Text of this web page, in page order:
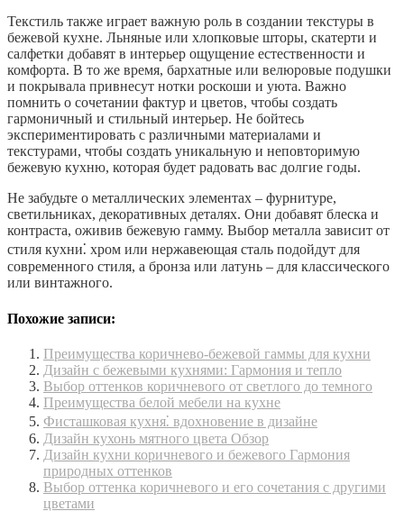
Текстиль также играет важную роль в создании текстуры в
бежевой кухне. Льняные или хлопковые шторы, скатерти и
салфетки добавят в интерьер ощущение естественности и
комфорта. В то же время, бархатные или велюровые подушки
и покрывала привнесут нотки роскоши и уюта. Важно
помнить о сочетании фактур и цветов, чтобы создать
гармоничный и стильный интерьер. Не бойтесь
экспериментировать с различными материалами и
текстурами, чтобы создать уникальную и неповторимую
бежевую кухню, которая будет радовать вас долгие годы.
Не забудьте о металлических элементах – фурнитуре,
светильниках, декоративных деталях. Они добавят блеска и
контраста, оживив бежевую гамму. Выбор металла зависит от
стиля кухни⁚ хром или нержавеющая сталь подойдут для
современного стиля, а бронза или латунь – для классического
или винтажного.
Похожие записи:
Преимущества коричнево-бежевой гаммы для кухни
Дизайн с бежевыми кухнями: Гармония и тепло
Выбор оттенков коричневого от светлого до темного
Преимущества белой мебели на кухне
Фисташковая кухня⁚ вдохновение в дизайне
Дизайн кухонь мятного цвета Обзор
Дизайн кухни коричневого и бежевого Гармония
природных оттенков
Выбор оттенка коричневого и его сочетания с другими
цветами